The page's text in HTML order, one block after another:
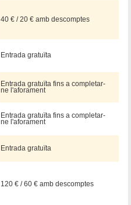
40 € / 20 € amb descomptes
Entrada gratuïta
Entrada gratuïta fins a completar-
ne l'aforament
Entrada gratuïta fins a completar-
ne l'aforament
Entrada gratuïta
120 € / 60 € amb descomptes